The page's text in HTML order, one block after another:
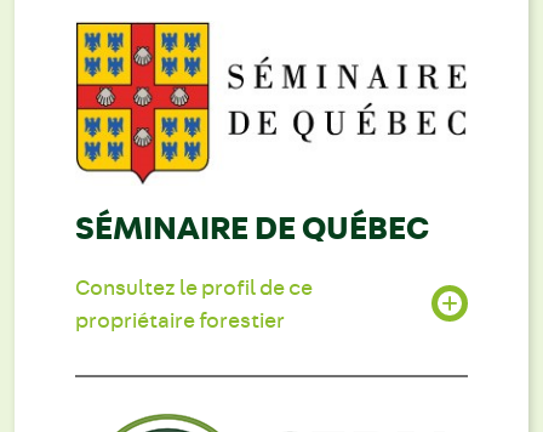
SÉMINAIRE DE QUÉBEC
Consultez le profil de ce
propriétaire forestier